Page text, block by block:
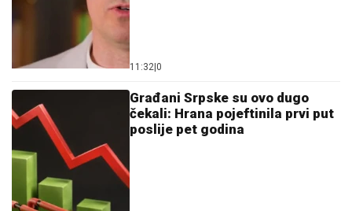
11:32 0
Građani Srpske su ovo dugo
čekali: Hrana pojeftinila prvi put
poslije pet godina